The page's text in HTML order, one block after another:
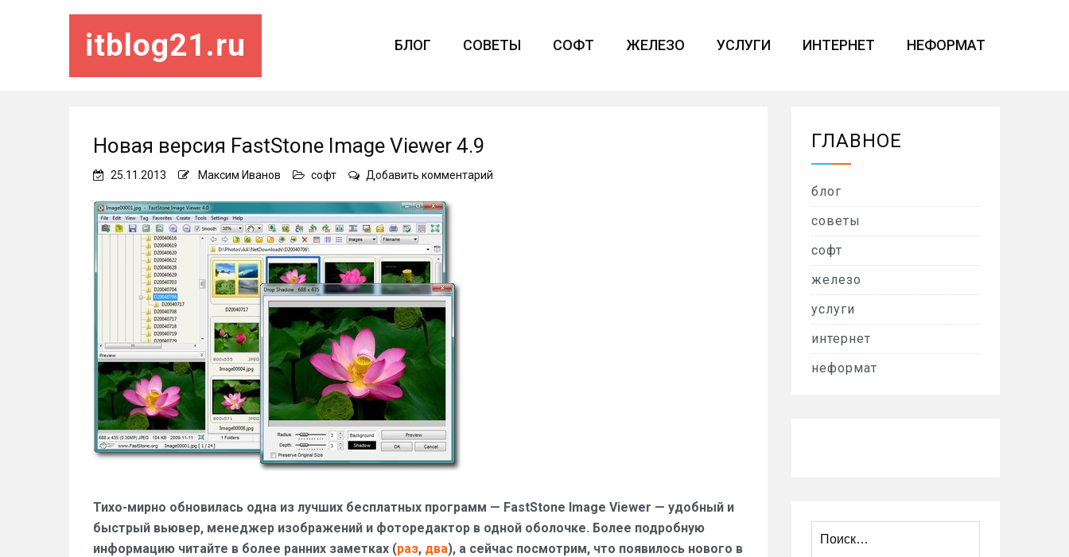
itblog21.ru БЛОГ СОВЕТЫ СОФТ ЖЕЛЕЗО УСЛУГИ ИНТЕРНЕТ НЕФОРМАТ
Новая версия FastStone Image Viewer 4.9
25.11.2013 Максим Иванов софт Добавить комментарий
Тихо-мирно обновилась одна из лучших бесплатных программ — FastStone Image Viewer — удобный и
быстрый вьювер, менеджер изображений и фоторедактор в одной оболочке. Более подробную
информацию читайте в более ранних заметках (раз, два), а сейчас посмотрим, что появилось нового в
ГЛАВНОЕ
блог
советы
софт
железо
услуги
интернет
неформат